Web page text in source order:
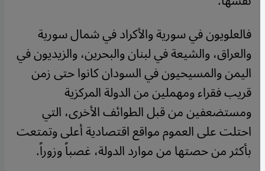
فالعلويون في سورية والأكراد في شمال سورية
والعراق، والشيعة في لبنان والبحرين، والزيديون في
اليمن والمسيحيون في السودان كانوا حتى زمن
قريب فقراء ومهملين من الدولة المركزية
ومستضعفين من قبل الطوائف الأخرى، التي
احتلت على العموم مواقع اقتصادية أعلى وتمتعت
بأكثر من حصتها من موارد الدولة، غصباً وزوراً.